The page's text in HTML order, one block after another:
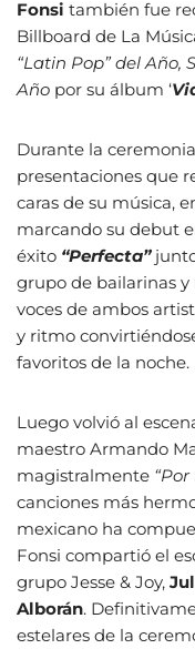
Fonsi también fue
Billboard de La
“Latin Pop” del Año,
Año por su álbum ‘
Durante la
presentaciones que
caras de su música,
marcando su debut
éxito “Perfecta”
grupo de bailarinas y
voces de ambos
y ritmo
favoritos de la noche.
Luego volvió al
maestro Armando
magistralmente
canciones más
mexicano ha
Fonsi compartió el
grupo Jesse & Joy,
Alborán.
estelares de la